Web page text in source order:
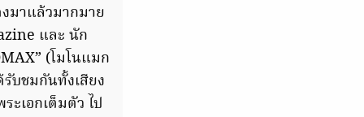
มาแล้วมากมาย
และ นัก
(โมโนแมก
บชมกันทั้งเสียง
ะเอกเต็มตัว ไป